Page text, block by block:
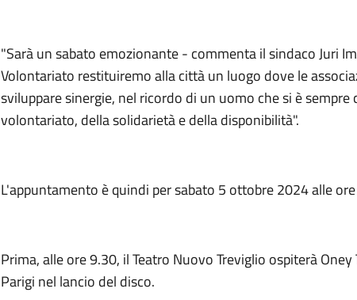
"Sarà un sabato emozionante - commenta il sindaco Juri
Volontariato restituiremo alla città un luogo dove le
sviluppare sinergie, nel ricordo di un uomo che si è
volontariato, della solidarietà e della disponibilità".
L'appuntamento è quindi per sabato 5 ottobre 2024 alle
Prima, alle ore 9.30, il Teatro Nuovo Treviglio ospiterà
Parigi nel lancio del disco.